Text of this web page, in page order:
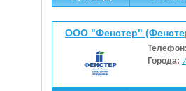
ООО "Фенстер"
Города: